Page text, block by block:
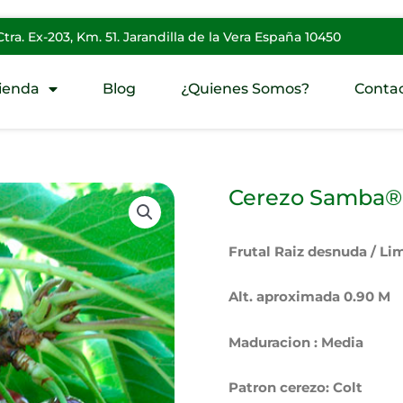
Ex-203, Km. 51. Jarandilla de la Vera España 10450
Blog ¿Quienes Somos?
Cerezo
Frutal Raiz desnuda /
Alt. aproximada 0.90 M
Maduracion : Media
Patron cerezo: Colt